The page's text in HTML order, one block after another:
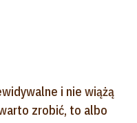
i nie wiążą
zrobić, to albo